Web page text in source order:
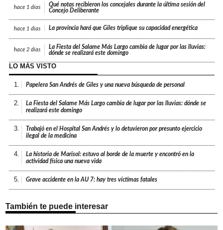
hace 1 días
Qué notas recibieron los concejales durante la última sesión del
Concejo Deliberante
hace 1 días La provincia hará que Giles triplique su capacidad energética
hace 2 días
La Fiesta del Salame Más Largo cambia de lugar por las lluvias:
dónde se realizará este domingo
LO MÁS VISTO
1. Papelera San Andrés de Giles y una nueva búsqueda de personal
2.
La Fiesta del Salame Más Largo cambia de lugar por las lluvias: dónde se
realizará este domingo
3.
Trabajó en el Hospital San Andrés y lo detuvieron por presunto ejercicio
ilegal de la medicina
4.
La historia de Marisol: estuvo al borde de la muerte y encontró en la
actividad física una nueva vida
5. Grave accidente en la AU 7: hay tres víctimas fatales
También te puede interesar